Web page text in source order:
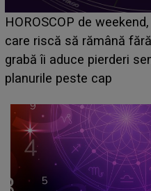
Emanuel a ținut ACEST
acum! În fața Alexandrei,
face o MĂRTURISIRE
sa: "I-am spus și ei în